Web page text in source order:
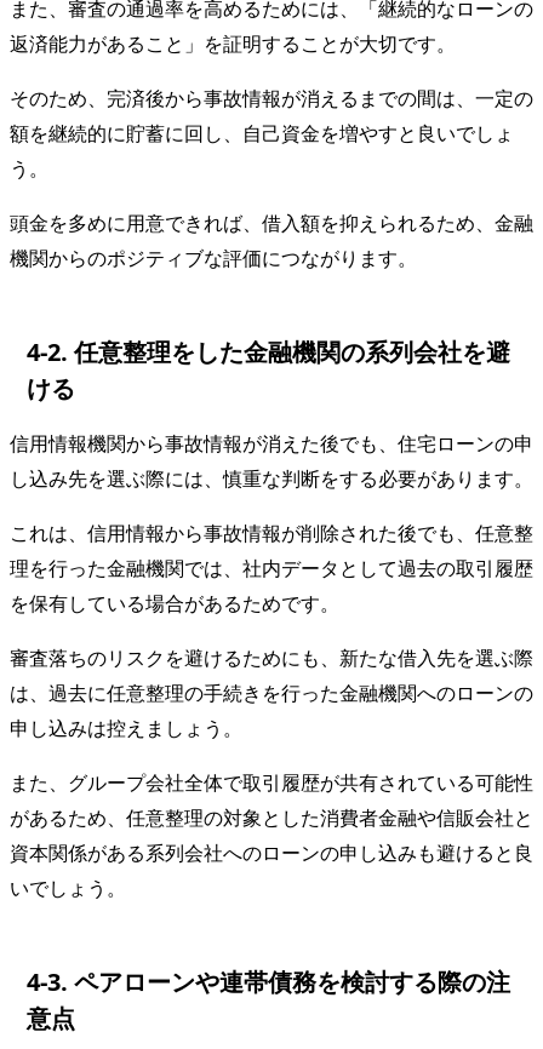
また、審査の通過率を高めるためには、「継続的なローンの
返済能力があること」を証明することが大切です。
そのため、完済後から事故情報が消えるまでの間は、一定の
額を継続的に貯蓄に回し、自己資金を増やすと良いでしょ
う。
頭金を多めに用意できれば、借入額を抑えられるため、金融
機関からのポジティブな評価につながります。
4-2. 任意整理をした金融機関の系列会社を避
ける
信用情報機関から事故情報が消えた後でも、住宅ローンの申
し込み先を選ぶ際には、慎重な判断をする必要があります。
これは、信用情報から事故情報が削除された後でも、任意整
理を行った金融機関では、社内データとして過去の取引履歴
を保有している場合があるためです。
審査落ちのリスクを避けるためにも、新たな借入先を選ぶ際
は、過去に任意整理の手続きを行った金融機関へのローンの
申し込みは控えましょう。
また、グループ会社全体で取引履歴が共有されている可能性
があるため、任意整理の対象とした消費者金融や信販会社と
資本関係がある系列会社へのローンの申し込みも避けると良
いでしょう。
4-3. ペアローンや連帯債務を検討する際の注
意点